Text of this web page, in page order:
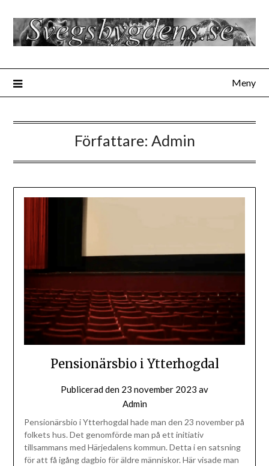
innehåll
Meny
Författare: Admin
Pensionärsbio i Ytterhogdal
Publicerad den 23 november 2023 av
Admin
Pensionärsbio i Ytterhogdal hade man den 23 november på
folkets hus. Det genomförde man på ett initiativ
tillsammans med Härjedalens kommun. Detta i en satsning
för att få igång dagbio för äldre människor. Här visade man